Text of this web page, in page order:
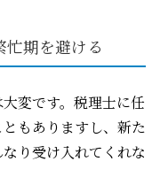
期を避ける
変です。税理士に任
もありますし、新た
り受け入れてくれな